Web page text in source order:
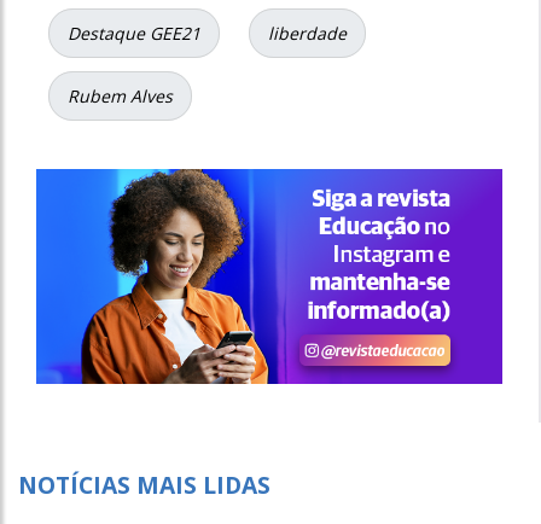
Destaque GEE21 liberdade
Rubem Alves
NOTÍCIAS MAIS LIDAS